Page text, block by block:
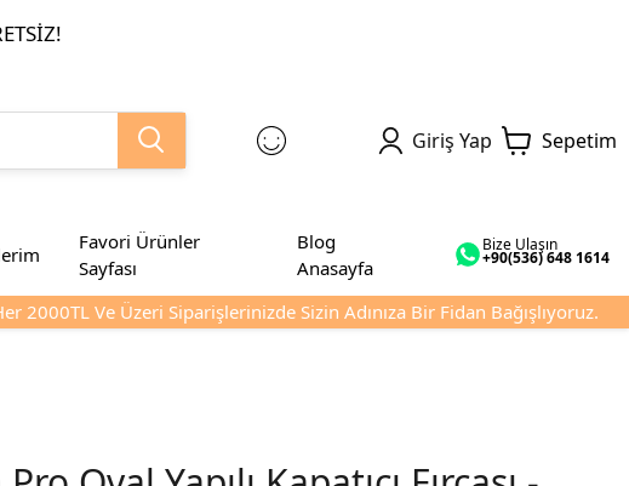
Giriş Yap Sepetim
Favori Ürünler
Sayfası
Blog
Anasayfa
Bize Ulaşın
+90(536) 648 1614
2000TL Ve Üzeri Siparişlerinizde Sizin Adınıza Bir Fidan Bağışlıyoruz.